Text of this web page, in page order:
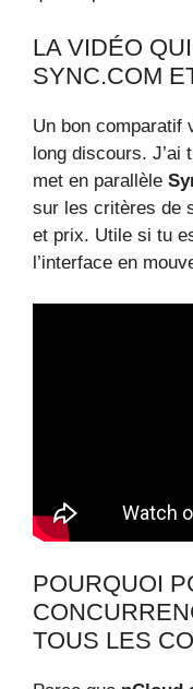
LA VIDÉO
SYNC.COM
Un bon comparatif
long discours. J’ai
met en parallèle
sur les critères de
et prix. Utile si tu
l’interface en
POURQUOI
TOUS LES